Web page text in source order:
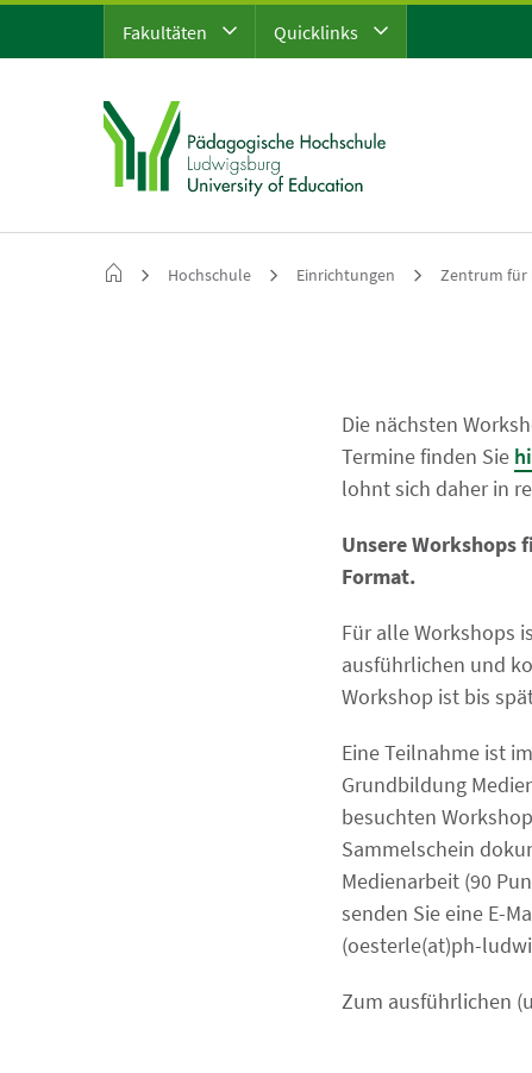
Fakultäten Quicklinks
Hochschule Einrichtungen Zentrum für
Die nächsten
Termine finden Sie
lohnt sich daher in
Unsere Workshops
Format.
Für alle Workshops
ausführlichen und
Workshop ist bis
Eine Teilnahme ist
Grundbildung
besuchten
Sammelschein
Medienarbeit (90
senden Sie eine E-
(oesterle(at)ph-
Zum ausführlichen